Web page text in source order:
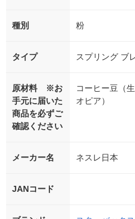
種別 粉
タイプ スプリング ブ
原材料 ※お
手元に届いた
商品を必ずご
確認ください
コーヒー豆（
オピア）
メーカー名 ネスレ日本
JANコード